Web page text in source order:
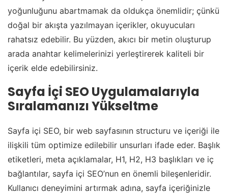
yoğunluğunu abartmamak da oldukça önemlidir; çünkü
doğal bir akışta yazılmayan içerikler, okuyucuları
rahatsız edebilir. Bu yüzden, akıcı bir metin oluşturup
arada anahtar kelimelerinizi yerleştirerek kaliteli bir
içerik elde edebilirsiniz.
Sayfa İçi SEO Uygulamalarıyla
Sıralamanızı Yükseltme
Sayfa içi SEO, bir web sayfasının structuru ve içeriği ile
ilişkili tüm optimize edilebilir unsurları ifade eder. Başlık
etiketleri, meta açıklamalar, H1, H2, H3 başlıkları ve iç
bağlantılar, sayfa içi SEO’nun en önemli bileşenleridir.
Kullanıcı deneyimini artırmak adına, sayfa içeriğinizle